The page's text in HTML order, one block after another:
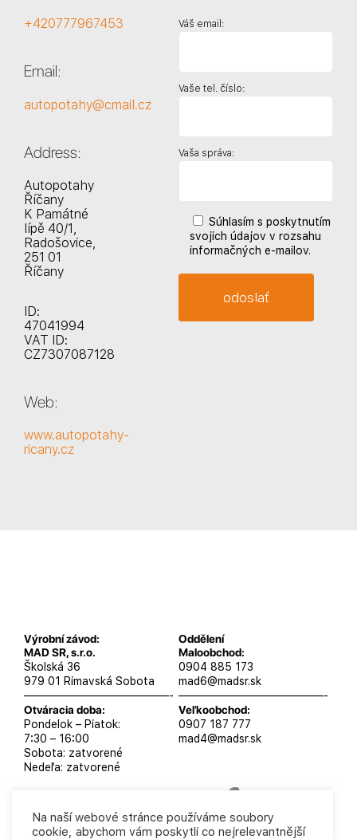
+420777967453
Email:
autopotahy@cmail.cz
Address:
Autopotahy
Říčany
K Památné
lípě 40/1,
Radošovice,
251 01
Říčany
ID:
47041994
VAT ID:
CZ7307087128
Web:
www.autopotahy-
ricany.cz
Váš email:
Vaše tel. číslo:
Vaša správa:
Súhlasím s poskytnutím
svojich údajov v rozsahu
informačných e-mailov.
Výrobní závod:
MAD SR, s.r.o.
Školská 36
979 01 Rimavská Sobota
—————————————-
Otváracia doba:
Pondelok – Piatok:
7:30 – 16:00
Sobota: zatvorené
Nedeľa: zatvorené
Oddělení
Maloobchod:
0904 885 173
mad6@madsr.sk
—————————————-
Veľkoobchod:
0907 187 777
mad4@madsr.sk
Na naší webové stránce používáme soubory
cookie, abychom vám poskytli co nejrelevantnější